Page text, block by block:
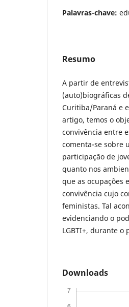
Palavras-chave:
Resumo
A partir de
(auto)biográficas
Curitiba/Paraná e
artigo, temos o
convivência entre
comenta-se sobre
participação de
quanto nos
que as ocupações
convivência cujo
feministas. Tal
evidenciando o
LGBTI+, durante o
Downloads